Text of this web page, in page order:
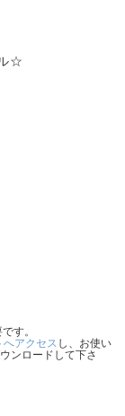
☆
す。
へアクセス し、お使い
ンロードして下さ